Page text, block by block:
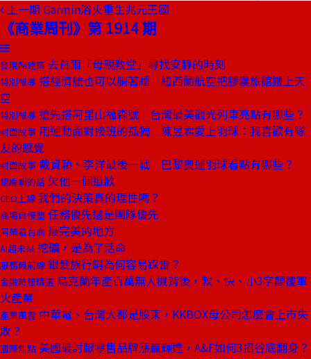
上一期 Garmin浴火重生兆元王國
《商業周刊》第 1914 期
發現酷建築 去首爾「母親教堂」尋找安靜的時刻
特別報導 搭經濟艙也可以躺著睡 紐西蘭航空把膠囊旅館搬上天
空
特別報導 搶先搭阿里山福森號 台灣最美觀光列車亮點有哪些？
封面故事 用運動面對接班的孤獨 陳昱君愛上羽球：我喜歡有隊
友的感覺
封面故事 戴資穎、李洋最後一戰 巴黎奧運羽球看點有哪些？
總編輯的話 欠他一個道歉
CEO上線 我們的決策真的理性嗎？
商場自慢塾 任務優先還是團隊優先
阿榮看台商 最完美的地方
AI超未來 挖礦，是為了活命
服務最前線 銀髮族行銷為何容易踩雷？
金融時報精選 烏克蘭年產百萬無人機背後，軟、快、小3字顛覆軍
火產業
產業風雲 中華電、台灣大都是股東，KKBOX母公司怎麼會上市失
敗？
國際焦點 美國最討厭零售品牌漲贏輝達，A&F如何3招谷底翻身？